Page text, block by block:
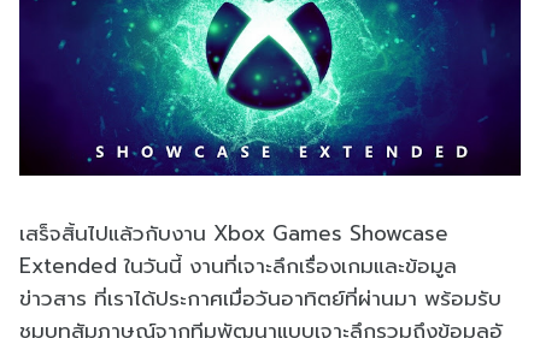
เสร็จสิ้นไปแล้วกับงาน Xbox Games Showcase
Extendedในวันนี้ งานที่เจาะลึกเรื่องเกมและข้อมูล
ข่าวสาร ที่เราได้ประกาศเมื่อวันอาทิตย์ที่ผ่านมา พร้อมรับ
ชมบทสัมภาษณ์จากทีมพัฒนาแบบเจาะลึกรวมถึงข้อมูลอั